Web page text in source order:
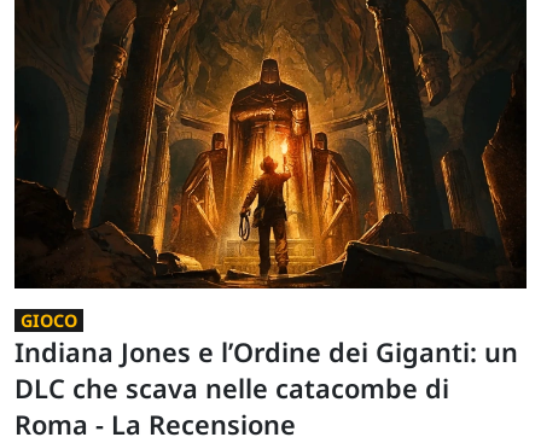
GIOCO
Indiana Jones e l’Ordine dei Giganti: un
DLC che scava nelle catacombe di
Roma - La Recensione